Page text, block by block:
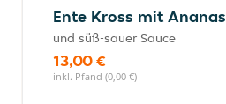
Ente Kross mit Ananas
und süß-sauer Sauce
13,00 €
inkl. Pfand (0,00 €)